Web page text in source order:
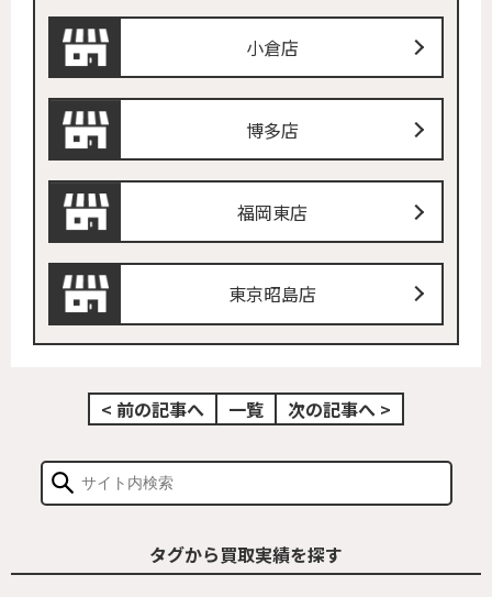
小倉店
博多店
福岡東店
東京昭島店
< 前の記事へ 一覧 次の記事へ >
タグから買取実績を探す